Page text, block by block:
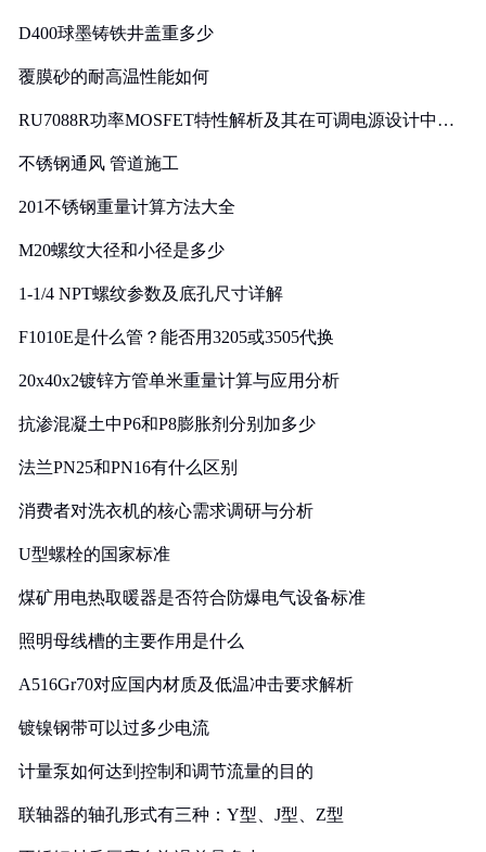
D400球墨铸铁井盖重多少
覆膜砂的耐高温性能如何
RU7088R功率MOSFET特性解析及其在可调电源设计中的
不锈钢通风 管道施工
201不锈钢重量计算方法大全
M20螺纹大径和小径是多少
1-1/4 NPT螺纹参数及底孔尺寸详解
F1010E是什么管？能否用3205或3505代换
20x40x2镀锌方管单米重量计算与应用分析
抗渗混凝土中P6和P8膨胀剂分别加多少
法兰PN25和PN16有什么区别
消费者对洗衣机的核心需求调研与分析
U型螺栓的国家标准
煤矿用电热取暖器是否符合防爆电气设备标准
照明母线槽的主要作用是什么
A516Gr70对应国内材质及低温冲击要求解析
镀镍钢带可以过多少电流
计量泵如何达到控制和调节流量的目的
联轴器的轴孔形式有三种：Y型、J型、Z型